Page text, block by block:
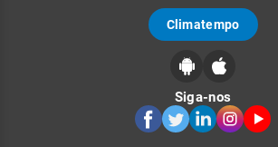
Climatempo
Siga-nos